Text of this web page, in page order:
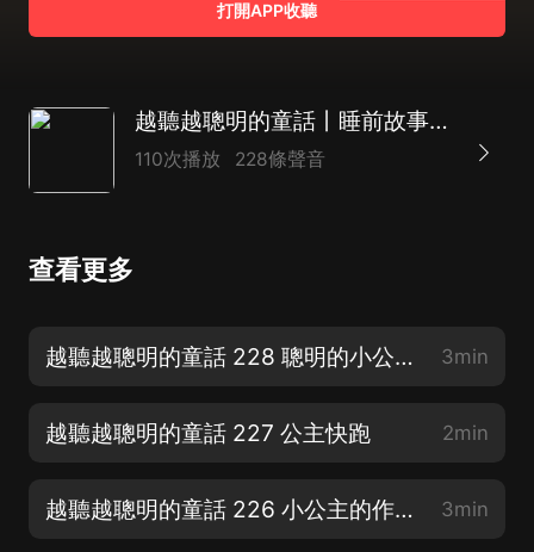
打開APP收聽
越聽越聰明的童話丨睡前故事丨經典繪本故事丨寶寶情商培養
110次播放 228條聲音
查看更多
越聽越聰明的童話 228 聰明的小公主（全書完） 3min
越聽越聰明的童話 227 公主快跑 2min
越聽越聰明的童話 226 小公主的作業本 3min